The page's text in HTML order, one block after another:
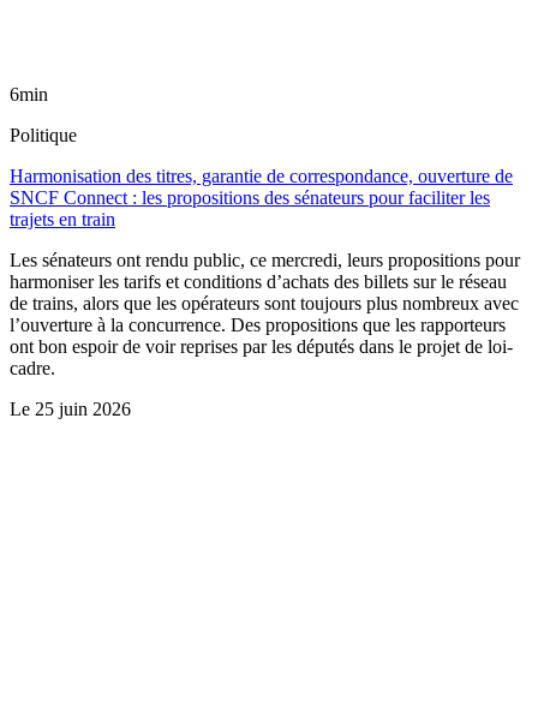
6min
Politique
Harmonisation des titres, garantie de correspondance, ouverture de
SNCF Connect : les propositions des sénateurs pour faciliter les
trajets en train
Les sénateurs ont rendu public, ce mercredi, leurs propositions pour
harmoniser les tarifs et conditions d’achats des billets sur le réseau
de trains, alors que les opérateurs sont toujours plus nombreux avec
l’ouverture à la concurrence. Des propositions que les rapporteurs
ont bon espoir de voir reprises par les députés dans le projet de loi-
cadre.
Le 25 juin 2026